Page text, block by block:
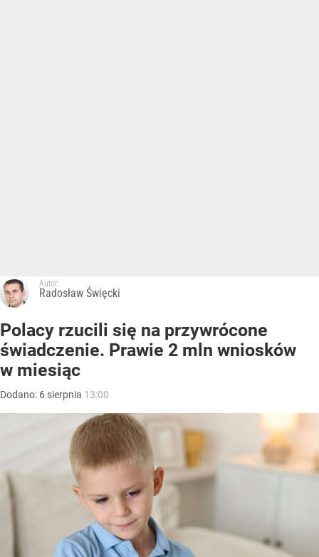
Autor:
Radosław Święcki
Polacy rzucili się na przywrócone
świadczenie. Prawie 2 mln wniosków
w miesiąc
Dodano: 6 sierpnia 13:00